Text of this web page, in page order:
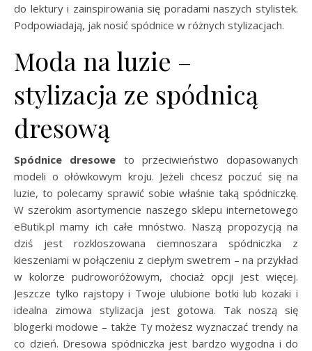
do lektury i zainspirowania się poradami naszych stylistek.
Podpowiadają, jak nosić spódnice w różnych stylizacjach.
Moda na luzie –
stylizacja ze spódnicą
dresową
Spódnice dresowe to przeciwieństwo dopasowanych
modeli o ołówkowym kroju. Jeżeli chcesz poczuć się na
luzie, to polecamy sprawić sobie właśnie taką spódniczkę.
W szerokim asortymencie naszego sklepu internetowego
eButik.pl mamy ich całe mnóstwo. Naszą propozycją na
dziś jest rozkloszowana ciemnoszara spódniczka z
kieszeniami w połączeniu z ciepłym swetrem – na przykład
w kolorze pudroworóżowym, chociaż opcji jest więcej.
Jeszcze tylko rajstopy i Twoje ulubione botki lub kozaki i
idealna zimowa stylizacja jest gotowa. Tak noszą się
blogerki modowe – także Ty możesz wyznaczać trendy na
co dzień. Dresowa spódniczka jest bardzo wygodna i do